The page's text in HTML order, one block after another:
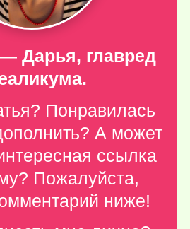
Дарья, главред
Понравилась
А может
ссылка
Пожалуйста,
ниже!